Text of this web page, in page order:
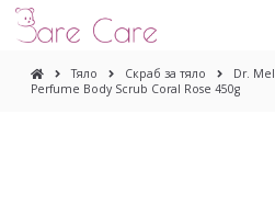
Тяло Скраб за тяло
Dr.
Perfume Body Scrub Coral Rose 450g